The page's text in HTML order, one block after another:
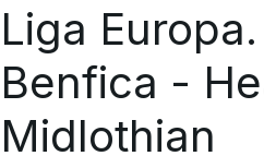
Liga
Benfica -
Midlothian